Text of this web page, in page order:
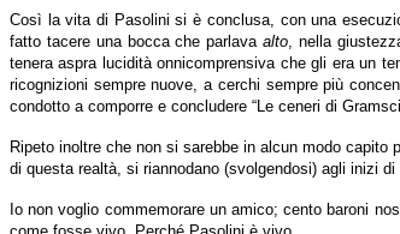
Così la vita di Pasolini si è conclusa, con una
fatto tacere una bocca che parlavaalto , nella
tenera aspra lucidità onnicomprensiva che gli era un
ricognizioni sempre nuove, a cerchi sempre più
condotto a comporre e concludere “Le ceneri di
Ripeto inoltre che non si sarebbe in alcun modo
di questa realtà, si riannodano (svolgendosi) agli inizi
Io non voglio commemorare un amico; cento baroni